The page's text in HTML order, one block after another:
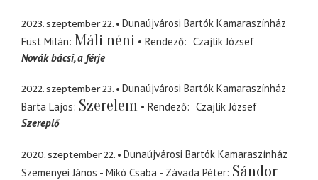
2023. szeptember 22.
Dunaújvárosi Bartók Kamaraszínház
Füst Milán Máli néni Rendező
Czajlik József
Novák bácsi a férje
2022. szeptember 23.
Dunaújvárosi Bartók Kamaraszínház
Barta Lajos Szerelem Rendező
Czajlik József
Szereplő
2020. szeptember 22.
Dunaújvárosi Bartók Kamaraszínház
Szemenyei János - Mikó Csaba - Závada Péter Sándor